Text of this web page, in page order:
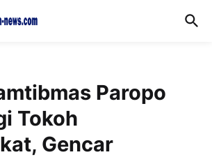
Paropo
Tokoh
Gencar